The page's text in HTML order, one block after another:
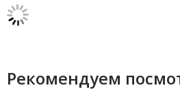
Рекомендуем